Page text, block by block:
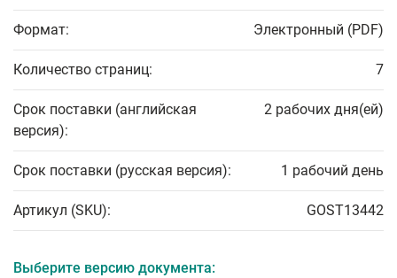
Формат: Электронный (PDF)
Количество страниц: 7
Срок поставки (английская
версия):
2 рабочих дня(ей)
Срок поставки (русская версия): 1 рабочий день
Артикул (SKU): GOST13442
Выберите версию документа: